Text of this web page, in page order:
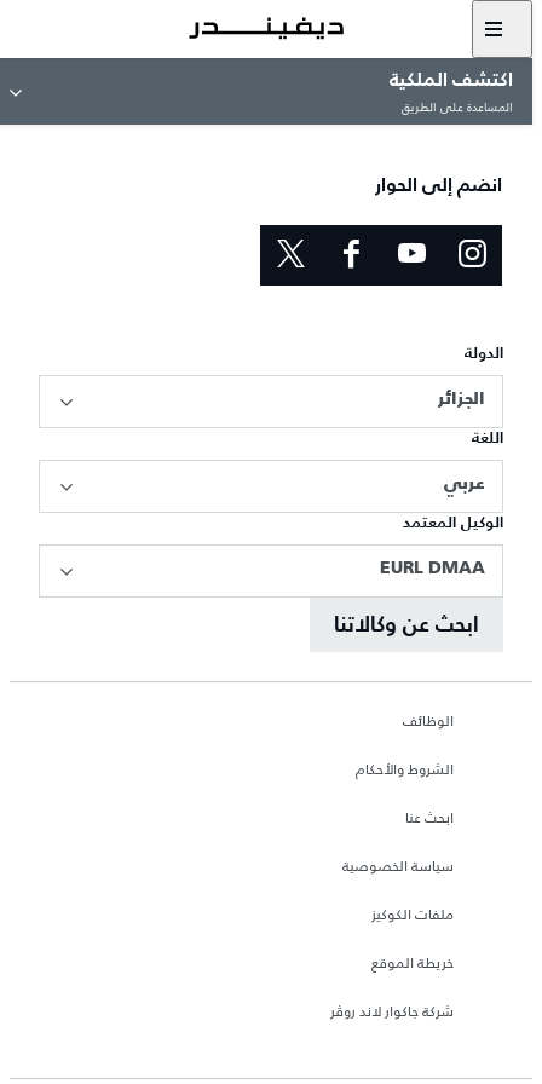
اكتشف الملكية
المساعدة على الطريق
انضم إلى الحوار
الدولة
الجزائر
اللغة
عربي
الوكيل المعتمد
EURL DMAA
ابحث عن وكالاتنا
الوظائف
الشروط والأحكام
ابحث عنا
سياسة الخصوصية
ملفات الكوكيز
خريطة الموقع
شركة جاكوار لاند روڤر